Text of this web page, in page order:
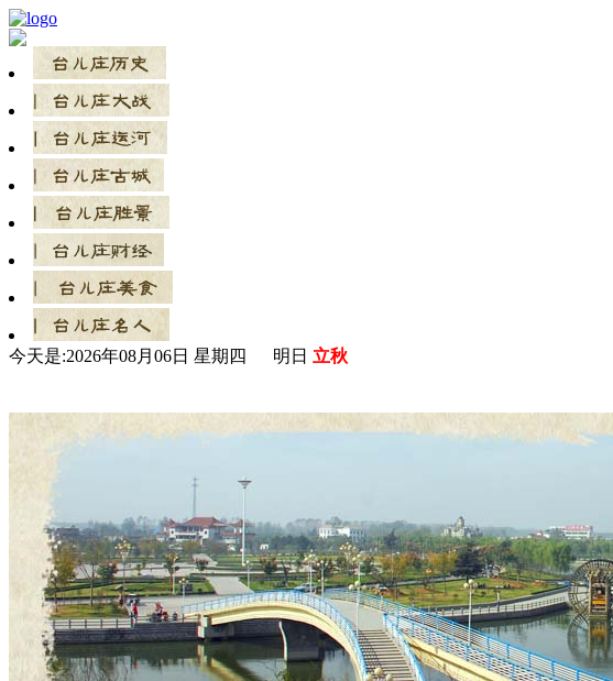
今天是:2026年08月06日 星期四 明日 立秋